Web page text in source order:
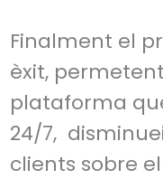
Finalment el
èxit,
plataforma
24/7,
clients sobre